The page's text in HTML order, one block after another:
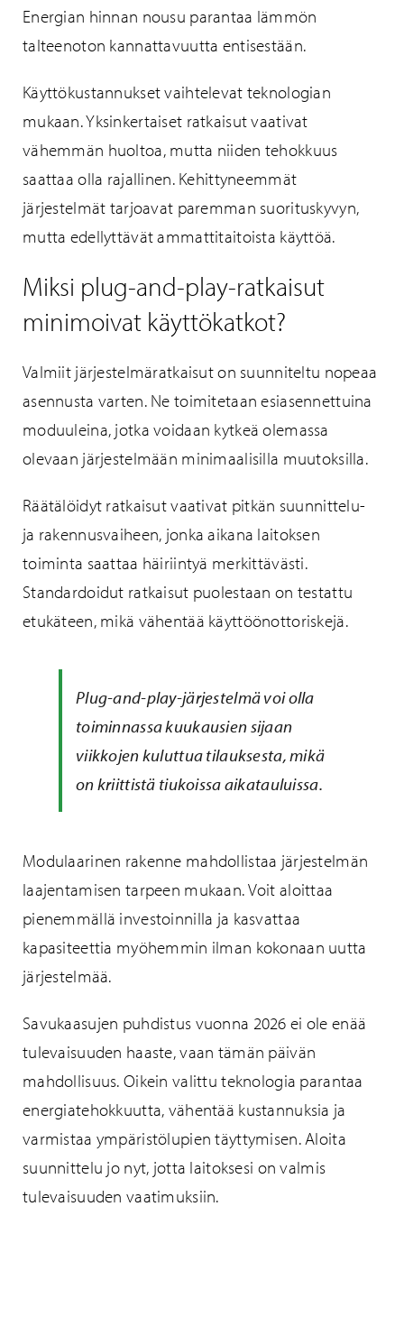
Energian hinnan nousu parantaa lämmön
talteenoton kannattavuutta entisestään.
Käyttökustannukset vaihtelevat teknologian
mukaan. Yksinkertaiset ratkaisut vaativat
vähemmän huoltoa, mutta niiden tehokkuus
saattaa olla rajallinen. Kehittyneemmät
järjestelmät tarjoavat paremman suorituskyvyn,
mutta edellyttävät ammattitaitoista käyttöä.
Miksi plug-and-play-ratkaisut
minimoivat käyttökatkot?
Valmiit järjestelmäratkaisut on suunniteltu nopeaa
asennusta varten. Ne toimitetaan esiasennettuina
moduuleina, jotka voidaan kytkeä olemassa
olevaan järjestelmään minimaalisilla muutoksilla.
Räätälöidyt ratkaisut vaativat pitkän suunnittelu-
ja rakennusvaiheen, jonka aikana laitoksen
toiminta saattaa häiriintyä merkittävästi.
Standardoidut ratkaisut puolestaan on testattu
etukäteen, mikä vähentää käyttöönottoriskejä.
Plug-and-play-järjestelmä voi olla
toiminnassa kuukausien sijaan
viikkojen kuluttua tilauksesta, mikä
on kriittistä tiukoissa aikatauluissa.
Modulaarinen rakenne mahdollistaa järjestelmän
laajentamisen tarpeen mukaan. Voit aloittaa
pienemmällä investoinnilla ja kasvattaa
kapasiteettia myöhemmin ilman kokonaan uutta
järjestelmää.
Savukaasujen puhdistus vuonna 2026 ei ole enää
tulevaisuuden haaste, vaan tämän päivän
mahdollisuus. Oikein valittu teknologia parantaa
energiatehokkuutta, vähentää kustannuksia ja
varmistaa ympäristölupien täyttymisen. Aloita
suunnittelu jo nyt, jotta laitoksesi on valmis
tulevaisuuden vaatimuksiin.